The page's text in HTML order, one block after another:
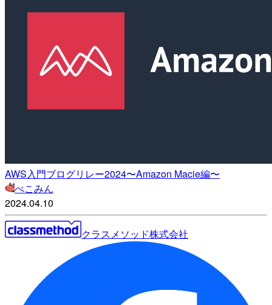
AWS入門ブログリレー2024〜Amazon Macie編〜
べこみん
2024.04.10
クラスメソッド株式会社